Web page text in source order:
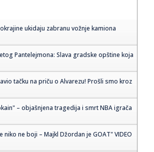
ukidaju zabranu vožnje kamiona
Pantelejmona: Slava gradske opštine koja
tačku na priču o Alvarezu! Prošli smo kroz
– objašnjena tragedija i smrt NBA igrača
niko ne boji – Majkl Džordan je GOAT" VIDEO